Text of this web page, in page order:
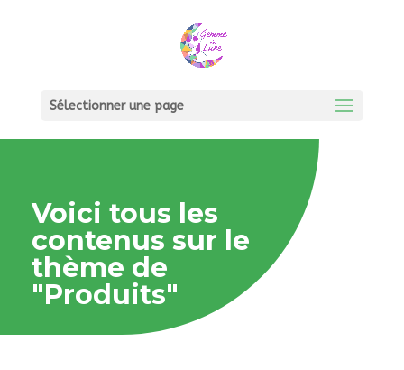
Sélectionner une page
Voici tous les
contenus sur le
thème de
"Produits"